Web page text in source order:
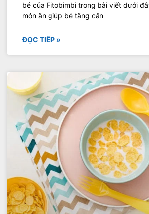
bé của Fitobimbi trong bài viết dưới
món ăn giúp bé tăng cân
ĐỌC TIẾP »